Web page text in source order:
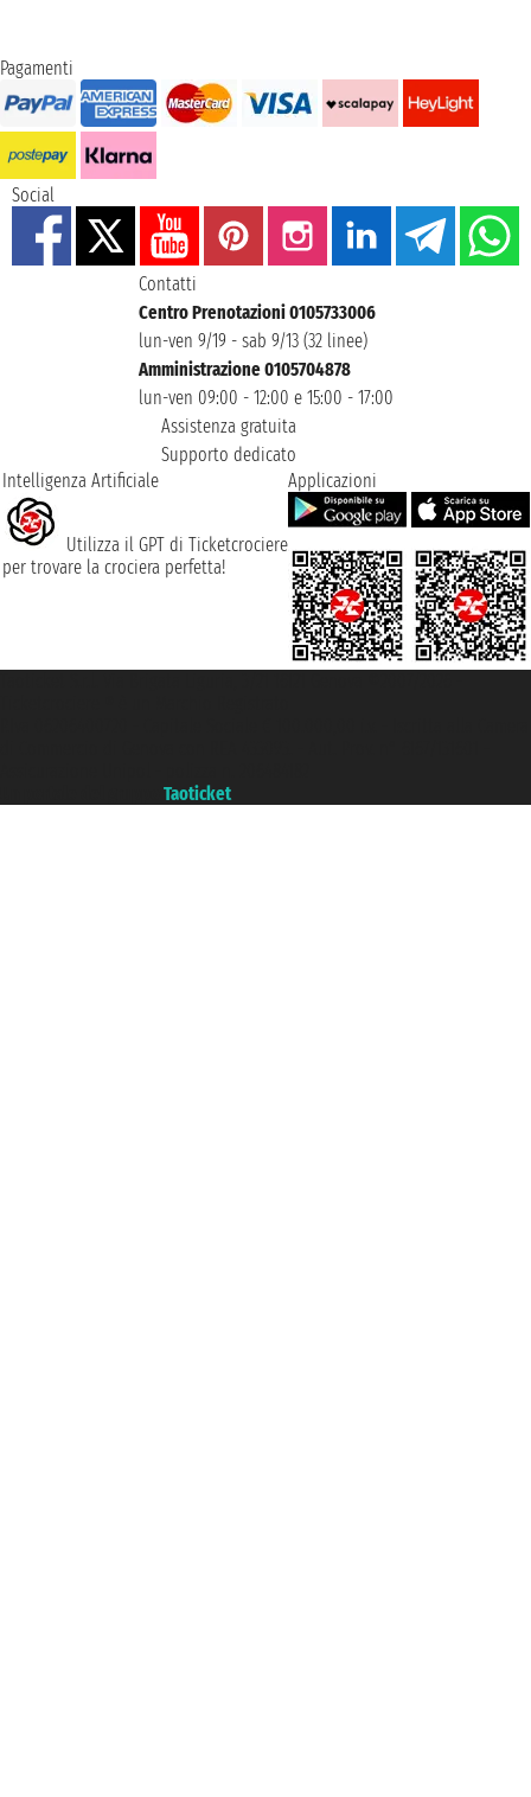
Pagamenti
Social
Contatti
Centro Prenotazioni 0105733006
lun-ven 9/19 - sab 9/13 (32 linee)
Amministrazione 0105704878
lun-ven 09:00 - 12:00 e 15:00 - 17:00
Assistenza gratuita
Supporto dedicato
Intelligenza Artificiale
Utilizza il GPT di Ticketcrociere
per trovare la crociera perfetta!
Applicazioni
Taoticket